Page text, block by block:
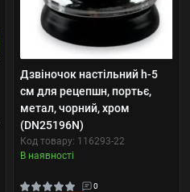
Дзвіночок настільний h-5
см для рецепшн, портьє,
метал, чорний, хром
(DN25196N)
Код товару: 116293-22
В наявності
0